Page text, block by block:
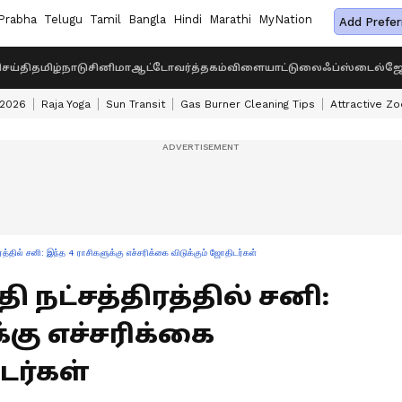
Telugu Tamil Bangla Hindi Marathi MyNation Add
தமிழ்நாடுசினிமாஆட்டோவர்த்தகம்விளையாட்டுலைஃப்ஸ்டைல்
Raja Yoga Sun Transit Gas Burner Cleaning Tips Attractive
சனி: இந்த 4 ராசிகளுக்கு எச்சரிக்கை விடுக்கும் ஜோதிடர்கள்
நட்சத்திரத்தில் சனி:
எச்சரிக்கை